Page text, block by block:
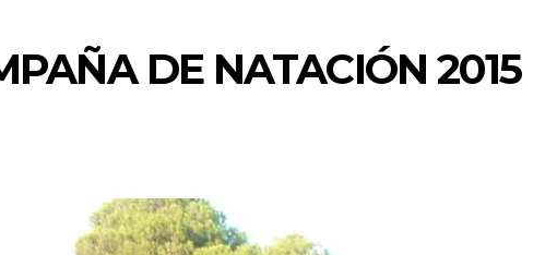
DE NATACIÓN 2015